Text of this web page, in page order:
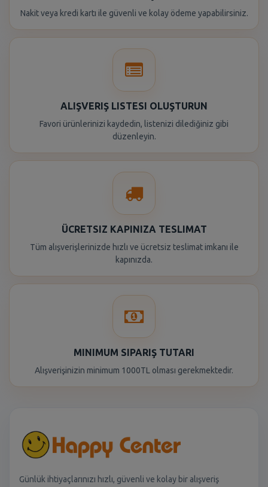
Nakit veya kredi kartı ile güvenli ve kolay ödeme yapabilirsiniz.
ALIŞVERIŞ LISTESI OLUŞTURUN
Favori ürünlerinizi kaydedin, listenizi dilediğiniz gibi
düzenleyin.
ÜCRETSIZ KAPINIZA TESLIMAT
Tüm alışverişlerinizde hızlı ve ücretsiz teslimat imkanı ile
kapınızda.
MINIMUM SIPARIŞ TUTARI
Alışverişinizin minimum 1000TL olması gerekmektedir.
Günlük ihtiyaçlarınızı hızlı, güvenli ve kolay bir alışveriş